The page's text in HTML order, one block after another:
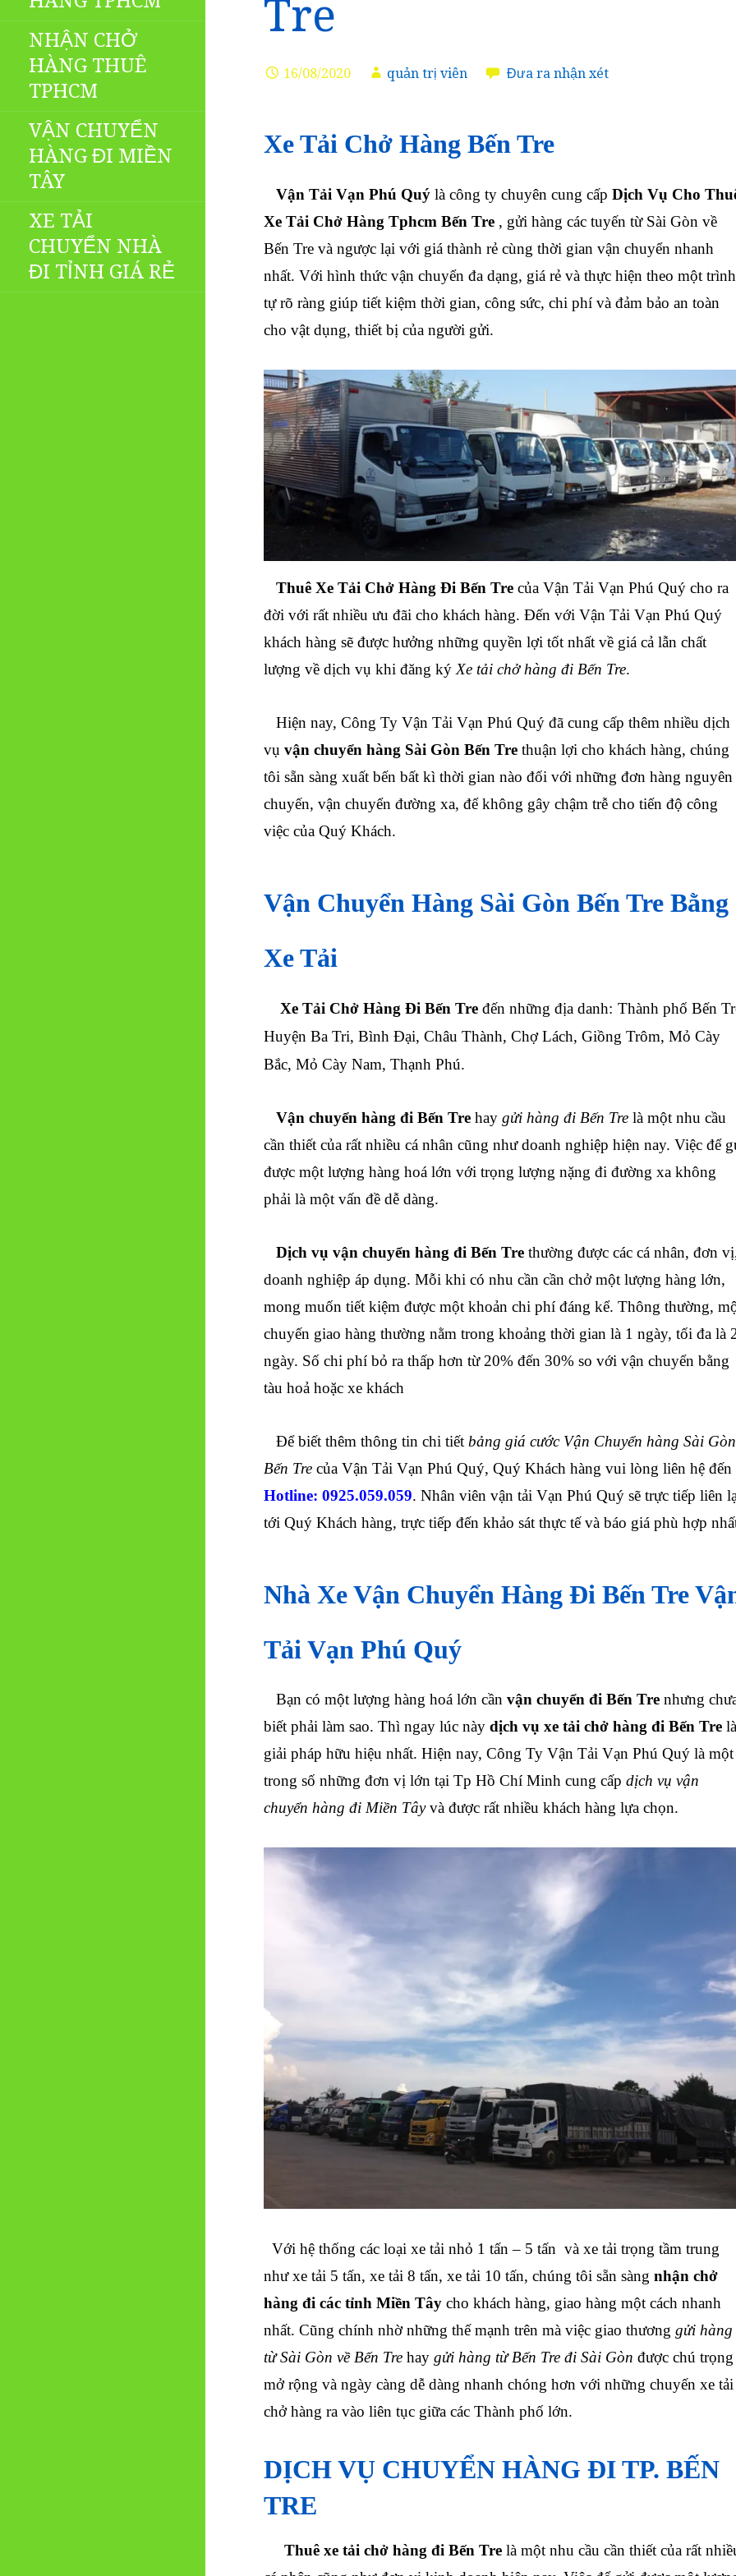
NHẬN CHỞ
HÀNG THUÊ
TPHCM
VẬN CHUYỂN
HÀNG ĐI MIỀN
TÂY
XE TẢI
CHUYỂN NHÀ
ĐI TỈNH GIÁ RẺ
Tre
16/08/2020 quản trị viên Đưa ra nhận xét
Xe Tải Chở Hàng Bến Tre
Vận Tải Vạn Phú Quý là công ty chuyên cung cấp Dịch Vụ Cho
Xe Tải Chở Hàng Tphcm Bến Tre , gửi hàng các tuyến từ Sài Gòn về
Bến Tre và ngược lại với giá thành rẻ cùng thời gian vận chuyển nhanh
nhất. Với hình thức vận chuyển đa dạng, giá rẻ và thực hiện theo một trình
tự rõ ràng giúp tiết kiệm thời gian, công sức, chi phí và đảm bảo an toàn
cho vật dụng, thiết bị của người gửi.
Thuê Xe Tải Chở Hàng Đi Bến Tre của Vận Tải Vạn Phú Quý cho ra
đời với rất nhiều ưu đãi cho khách hàng. Đến với Vận Tải Vạn Phú Quý
khách hàng sẽ được hưởng những quyền lợi tốt nhất về giá cả lẫn chất
lượng về dịch vụ khi đăng ký Xe tải chở hàng đi Bến Tre.
Hiện nay, Công Ty Vận Tải Vạn Phú Quý đã cung cấp thêm nhiều dịch
vụ vận chuyển hàng Sài Gòn Bến Tre thuận lợi cho khách hàng, chúng
tôi sẵn sàng xuất bến bất kì thời gian nào đối với những đơn hàng nguyên
chuyến, vận chuyển đường xa, để không gây chậm trễ cho tiến độ công
việc của Quý Khách.
Vận Chuyển Hàng Sài Gòn Bến Tre Bằng
Xe Tải
Xe Tải Chở Hàng Đi Bến Tre đến những địa danh: Thành phố Bến
Huyện Ba Tri, Bình Đại, Châu Thành, Chợ Lách, Giồng Trôm, Mỏ Cày
Bắc, Mỏ Cày Nam, Thạnh Phú.
Vận chuyển hàng đi Bến Tre hay gửi hàng đi Bến Tre là một nhu cầu
cần thiết của rất nhiều cá nhân cũng như doanh nghiệp hiện nay. Việc để
được một lượng hàng hoá lớn với trọng lượng nặng đi đường xa không
phải là một vấn đề dễ dàng.
Dịch vụ vận chuyển hàng đi Bến Tre thường được các cá nhân, đơn
doanh nghiệp áp dụng. Mỗi khi có nhu cần cần chở một lượng hàng lớn,
mong muốn tiết kiệm được một khoản chi phí đáng kể. Thông thường,
chuyến giao hàng thường nằm trong khoảng thời gian là 1 ngày, tối đa là
ngày. Số chi phí bỏ ra thấp hơn từ 20% đến 30% so với vận chuyển bằng
tàu hoả hoặc xe khách
Để biết thêm thông tin chi tiết bảng giá cước Vận Chuyển hàng Sài Gòn
Bến Tre của Vận Tải Vạn Phú Quý, Quý Khách hàng vui lòng liên hệ đến
Hotline: 0925.059.059. Nhân viên vận tải Vạn Phú Quý sẽ trực tiếp liên
tới Quý Khách hàng, trực tiếp đến khảo sát thực tế và báo giá phù hợp
Nhà Xe Vận Chuyển Hàng Đi Bến Tre
Tải Vạn Phú Quý
Bạn có một lượng hàng hoá lớn cần vận chuyển đi Bến Tre nhưng
biết phải làm sao. Thì ngay lúc này dịch vụ xe tải chở hàng đi Bến Tre là
giải pháp hữu hiệu nhất. Hiện nay, Công Ty Vận Tải Vạn Phú Quý là một
trong số những đơn vị lớn tại Tp Hồ Chí Minh cung cấp dịch vụ vận
chuyển hàng đi Miền Tâyvà được rất nhiều khách hàng lựa chọn.
Với hệ thống các loại xe tải nhỏ 1 tấn – 5 tấn và xe tải trọng tầm trung
như xe tải 5 tấn, xe tải 8 tấn, xe tải 10 tấn, chúng tôi sẵn sàng nhận chở
hàng đi các tỉnh Miền Tây cho khách hàng, giao hàng một cách nhanh
nhất. Cũng chính nhờ những thế mạnh trên mà việc giao thương gửi hàng
từ Sài Gòn về Bến Tre hay gửi hàng từ Bến Tre đi Sài Gòn được chú trọng
mở rộng và ngày càng dễ dàng nhanh chóng hơn với những chuyến xe tải
chở hàng ra vào liên tục giữa các Thành phố lớn.
DỊCH VỤ CHUYỂN HÀNG ĐI TP. BẾN
TRE
Thuê xe tải chở hàng đi Bến Tre là một nhu cầu cần thiết của rất